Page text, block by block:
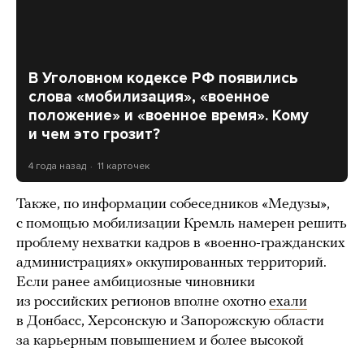
В Уголовном кодексе РФ появились
слова «мобилизация», «военное
положение» и «военное время». Кому
и чем это грозит?
4 года назад 11 карточек
Также, по информации собеседников «Медузы»,
с помощью мобилизации Кремль намерен решить
проблему нехватки кадров в «военно-гражданских
администрациях» оккупированных территорий.
Если ранее амбициозные чиновники
из российских регионов вполне охотно ехали
в Донбасс, Херсонскую и Запорожскую области
за карьерным повышением и более высокой